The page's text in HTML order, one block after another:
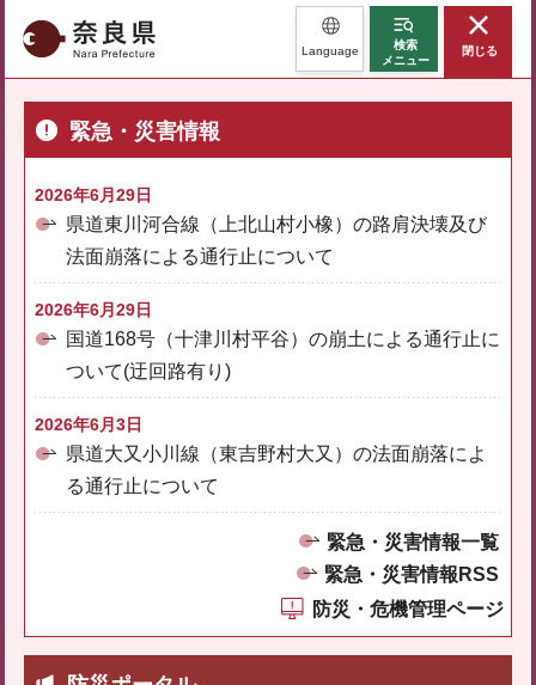
奈良県 Language
検索
メニュー
閉じる
緊急・災害情報
2026年6月29日
県道東川河合線（上北山村小橡）の路肩決壊及び
法面崩落による通行止について
2026年6月29日
国道168号（十津川村平谷）の崩土による通行止に
ついて(迂回路有り)
2026年6月3日
県道大又小川線（東吉野村大又）の法面崩落によ
る通行止について
緊急・災害情報一覧
緊急・災害情報RSS
防災・危機管理ページ